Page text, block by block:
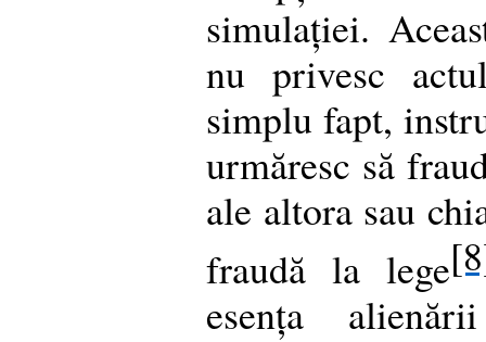
simulației.
nu privesc
simplu fapt,
urmăresc să
ale altora sau
fraudă la lege
esența